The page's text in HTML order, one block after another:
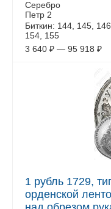
Серебро
Петр 2
Биткин: 144, 145,
154, 155
3 640 ₽ — 95 918 ₽
1 рубль 1729,
орденской